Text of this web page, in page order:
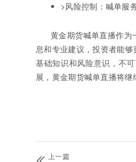
>风险控制：喊单服
黄金期货喊单直播作为
息和专业建议，投资者能
基础知识和风险意识，不
展，黄金期货喊单直播将继
上一篇